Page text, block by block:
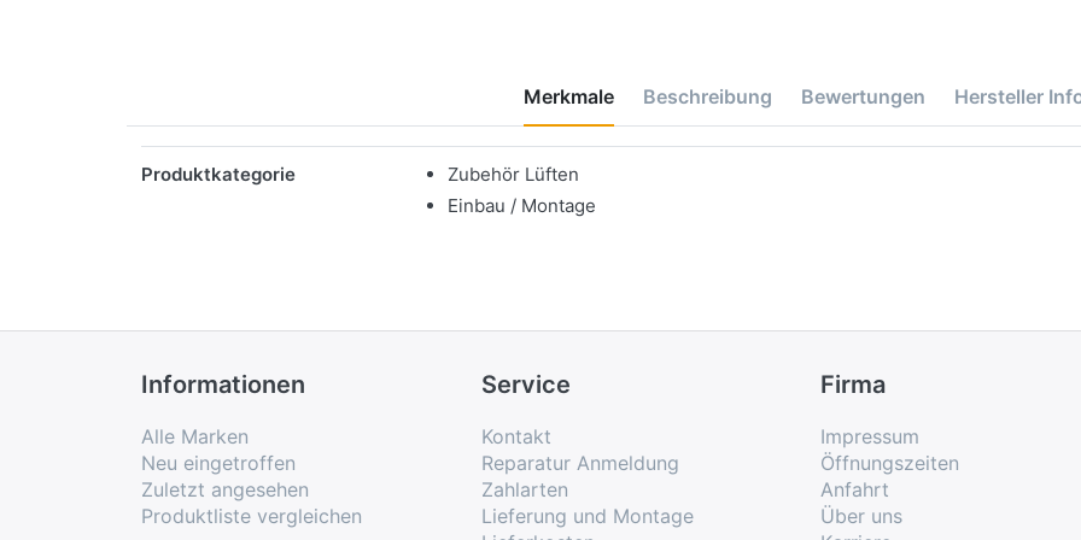
Merkmale Beschreibung Bewertungen Hersteller
Produktkategorie
Zubehör Lüften
Einbau / Montage
Informationen
Alle Marken
Neu eingetroffen
Zuletzt angesehen
Produktliste vergleichen
Service
Kontakt
Reparatur Anmeldung
Zahlarten
Lieferung und Montage
Firma
Impressum
Öffnungszeiten
Anfahrt
Über uns